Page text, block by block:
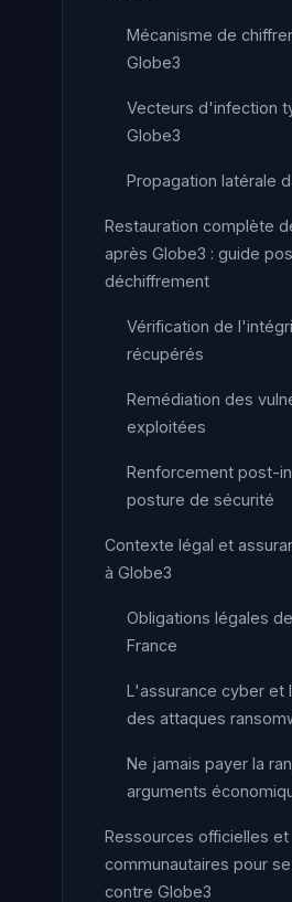
Mécanisme de
Globe3
Vecteurs d'infection
Globe3
Propagation latérale
Restauration complète
après Globe3 : guide
déchiffrement
Vérification de
récupérés
Remédiation des
exploitées
Renforcement post-
posture de sécurité
Contexte légal et
à Globe3
Obligations légales
France
L'assurance cyber et
des attaques
Ne jamais payer la
arguments
Ressources officielles et
communautaires pour
contre Globe3